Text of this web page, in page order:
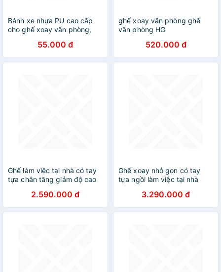
Bánh xe nhựa PU cao cấp
cho ghế xoay văn phòng,
ghế công thái học, ghế
trưởng phòng - Tự lắp ráp
đơn giản tại nhà
55.000 đ
ghế xoay văn phòng ghế
văn phòng HG
520.000 đ
Ghế làm việc tại nhà có tay
tựa chân tăng giảm độ cao
xoay 360 độ AAC3-F1 tại
HCM
2.590.000 đ
Ghế xoay nhỏ gọn có tay
tựa ngồi làm việc tại nhà
da simili cao cấp nhập khẩu
HCM AAC2-P
3.290.000 đ